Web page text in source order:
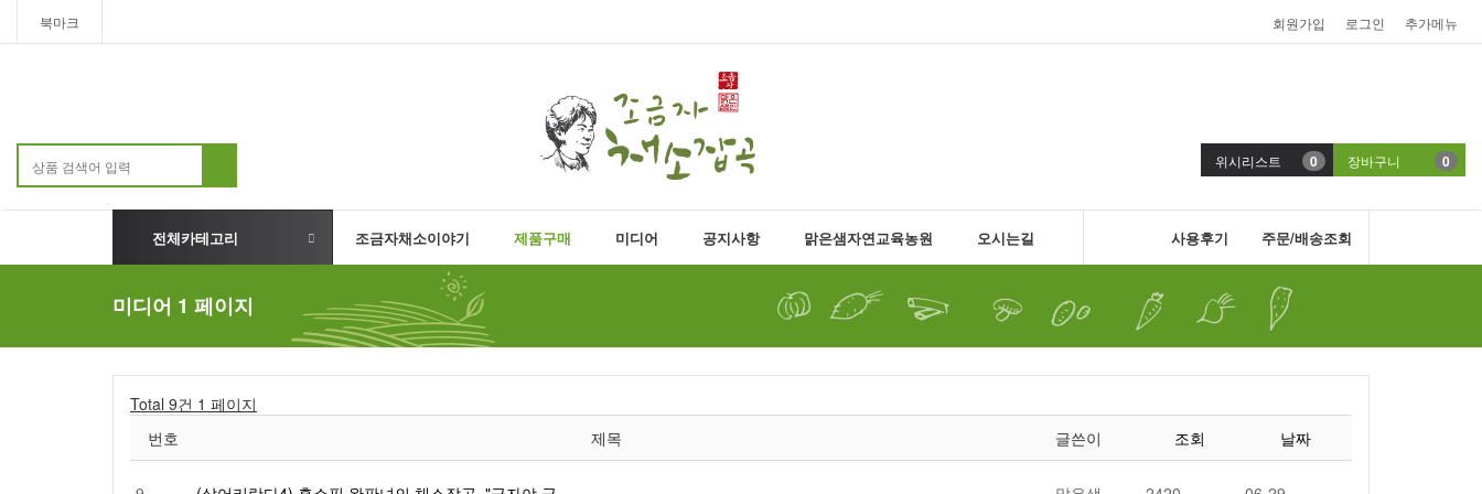
북마크 회원가입 로그인 추가메뉴
위시리스트 0 장바구니 0
전체카테고리 조금자채소이야기 제품구매 미디어 공지사항 맑은샘자연교육농원 오시는길 주문/배송조회
사용후기
미디어 1 페이지
Total 9건 1 페이지
번호
제목 글쓴이 조회 날짜